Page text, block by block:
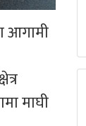
आगामी
माघी